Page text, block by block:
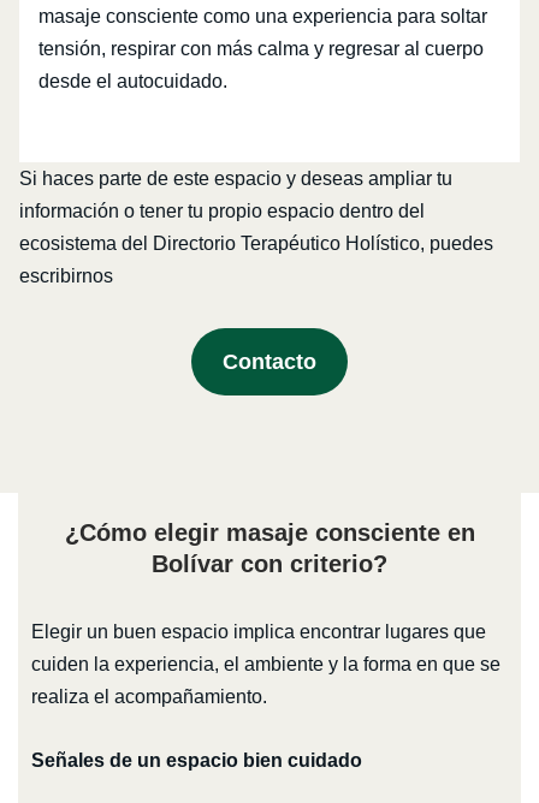
masaje consciente como una experiencia para soltar
tensión, respirar con más calma y regresar al cuerpo
desde el autocuidado.
Si haces parte de este espacio y deseas ampliar tu
información o tener tu propio espacio dentro del
ecosistema del Directorio Terapéutico Holístico, puedes
escribirnos
Contacto
¿Cómo elegir masaje consciente en
Bolívar con criterio?
Elegir un buen espacio implica encontrar lugares que
cuiden la experiencia, el ambiente y la forma en que se
realiza el acompañamiento.
Señales de un espacio bien cuidado